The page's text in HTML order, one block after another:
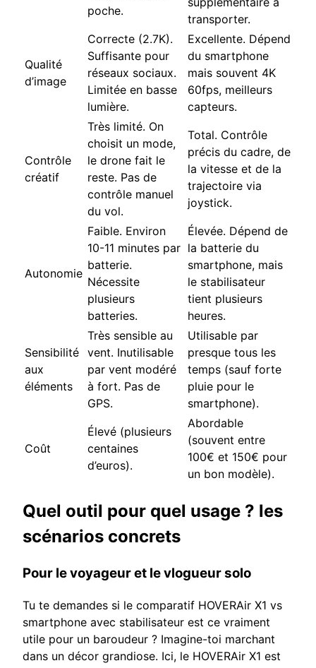
poche.
transporter.
Qualité
d’image
Correcte (2.7K).
Suffisante pour
réseaux sociaux.
Limitée en basse
lumière.
Excellente. Dépend
du smartphone
mais souvent 4K
60fps, meilleurs
capteurs.
Contrôle
créatif
Très limité. On
choisit un mode,
le drone fait le
reste. Pas de
contrôle manuel
du vol.
Total. Contrôle
précis du cadre, de
la vitesse et de la
trajectoire via
joystick.
Autonomie
Faible. Environ
10-11 minutes par
batterie.
Nécessite
plusieurs
batteries.
Élevée. Dépend de
la batterie du
smartphone, mais
le stabilisateur
tient plusieurs
heures.
Sensibilité
aux
éléments
Très sensible au
vent. Inutilisable
par vent modéré
à fort. Pas de
GPS.
Utilisable par
presque tous les
temps (sauf forte
pluie pour le
smartphone).
Coût
Élevé (plusieurs
centaines
d’euros).
Abordable
(souvent entre
100€ et 150€ pour
un bon modèle).
Quel outil pour quel usage ? les
scénarios concrets
Pour le voyageur et le vlogueur solo
Tu te demandes si le comparatif HOVERAir X1 vs
smartphone avec stabilisateur est ce vraiment
utile pour un baroudeur ? Imagine-toi marchant
dans un décor grandiose. Ici, le HOVERAir X1 est